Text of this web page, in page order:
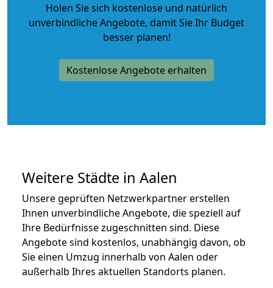
Holen Sie sich kostenlose und natürlich
unverbindliche Angebote, damit Sie Ihr Budget
besser planen!
Kostenlose Angebote erhalten
Weitere Städte in Aalen
Unsere geprüften Netzwerkpartner erstellen
Ihnen unverbindliche Angebote, die speziell auf
Ihre Bedürfnisse zugeschnitten sind. Diese
Angebote sind kostenlos, unabhängig davon, ob
Sie einen Umzug innerhalb von Aalen oder
außerhalb Ihres aktuellen Standorts planen.